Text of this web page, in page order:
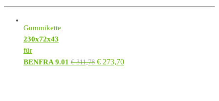
Gummikette
230x72x43
für
BENFRA 9.01 €311,78 € 273,70